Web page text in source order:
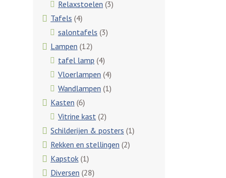
Relaxstoelen (3)
Tafels (4)
salontafels (3)
Lampen (12)
tafel lamp (4)
Vloerlampen (4)
Wandlampen (1)
Kasten (6)
Vitrine kast (2)
Schilderijen & posters (1)
Rekken en stellingen (2)
Kapstok (1)
Diversen (28)